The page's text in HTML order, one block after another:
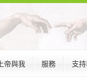
上帝與我 服務 支